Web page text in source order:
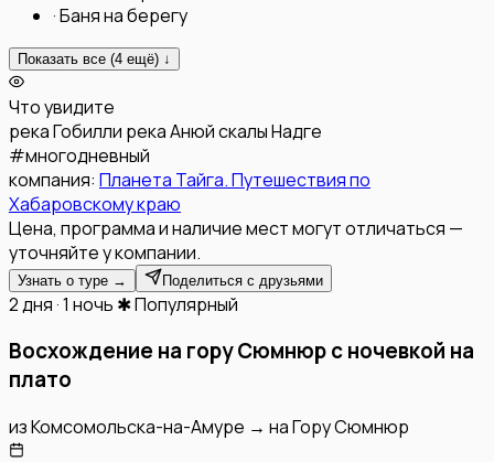
·Баня на берегу
Показать все (4 ещё) ↓
Что увидите
река Гобилли река Анюйскалы Надге
#многодневный
компания: Планета Тайга. Путешествия по
Хабаровскому краю
Цена, программа и наличие мест могут отличаться —
уточняйте у компании.
Узнать о туре → Поделиться с друзьями
2 дня · 1 ночь ✱ Популярный
Восхождение на гору Сюмнюр с ночевкой на
плато
изКомсомольска-на-Амуре → наГору Сюмнюр